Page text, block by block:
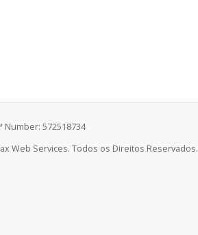
Number: 572518734
Web Services. Todos os Direitos Reservados.